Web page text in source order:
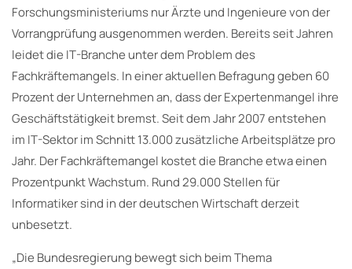
Forschungsministeriums nur Ärzte und Ingenieure von der
Vorrangprüfung ausgenommen werden. Bereits seit Jahren
leidet die IT-Branche unter dem Problem des
Fachkräftemangels. In einer aktuellen Befragung geben 60
Prozent der Unternehmen an, dass der Expertenmangel ihre
Geschäftstätigkeit bremst. Seit dem Jahr 2007 entstehen
im IT-Sektor im Schnitt 13.000 zusätzliche Arbeitsplätze pro
Jahr. Der Fachkräftemangel kostet die Branche etwa einen
Prozentpunkt Wachstum. Rund 29.000 Stellen für
Informatiker sind in der deutschen Wirtschaft derzeit
unbesetzt.
„Die Bundesregierung bewegt sich beim Thema